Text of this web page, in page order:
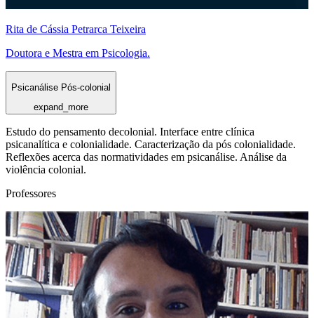
Rita de Cássia Petrarca Teixeira
Doutora e Mestra em Psicologia.
Psicanálise Pós-colonial
expand_more
Estudo do pensamento decolonial. Interface entre clínica
psicanalítica e colonialidade. Caracterização da pós colonialidade.
Reflexões acerca das normatividades em psicanálise. Análise da
violência colonial.
Professores